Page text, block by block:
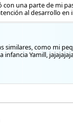
una parte de mi
al desarrollo
como mi
Yamill,